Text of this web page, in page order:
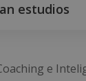
estudios
e